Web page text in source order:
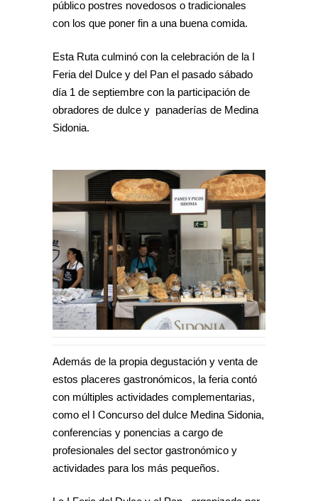
público postres novedosos o tradicionales
con los que poner fin a una buena comida.
Esta Ruta culminó con la celebración de la I
Feria del Dulce y del Pan el pasado sábado
día 1 de septiembre con la participación de
obradores de dulce y panaderías de Medina
Sidonia.
Además de la propia degustación y venta de
estos placeres gastronómicos, la feria contó
con múltiples actividades complementarias,
como el I Concurso del dulce Medina Sidonia,
conferencias y ponencias a cargo de
profesionales del sector gastronómico y
actividades para los más pequeños.